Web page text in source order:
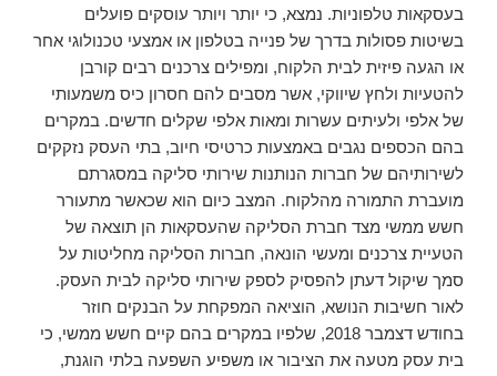
בעסקאות טלפוניות. נמצא, כי יותר ויותר עוסקים פועלים
בשיטות פסולות בדרך של פנייה בטלפון או אמצעי טכנולוגי אחר
או הגעה פיזית לבית הלקוח, ומפילים צרכנים רבים קורבן
להטעיות ולחץ שיווקי, אשר מסבים להם חסרון כיס משמעותי
של אלפי ולעיתים עשרות ומאות אלפי שקלים חדשים. במקרים
בהם הכספים נגבים באמצעות כרטיסי חיוב, בתי העסק נזקקים
לשירותיהם של חברות הנותנות שירותי סליקה במסגרתם
מועברת התמורה מהלקוח. המצב כיום הוא שכאשר מתעורר
חשש ממשי מצד חברת הסליקה שהעסקאות הן תוצאה של
הטעיית צרכנים ומעשי הונאה, חברות הסליקה מחליטות על
סמך שיקול דעתן להפסיק לספק שירותי סליקה לבית העסק.
לאור חשיבות הנושא, הוציאה המפקחת על הבנקים חוזר
בחודש דצמבר 2018, שלפיו במקרים בהם קיים חשש ממשי, כי
בית עסק מטעה את הציבור או משפיע השפעה בלתי הוגנת,